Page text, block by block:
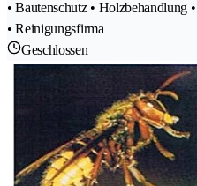
• Bautenschutz • Holzbehandlung
• Reinigungsfirma
Geschlossen